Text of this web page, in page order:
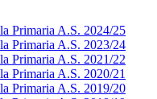
Primaria A.S. 2024/25
Primaria A.S. 2023/24
Primaria A.S. 2021/22
Primaria A.S. 2020/21
Primaria A.S. 2019/20